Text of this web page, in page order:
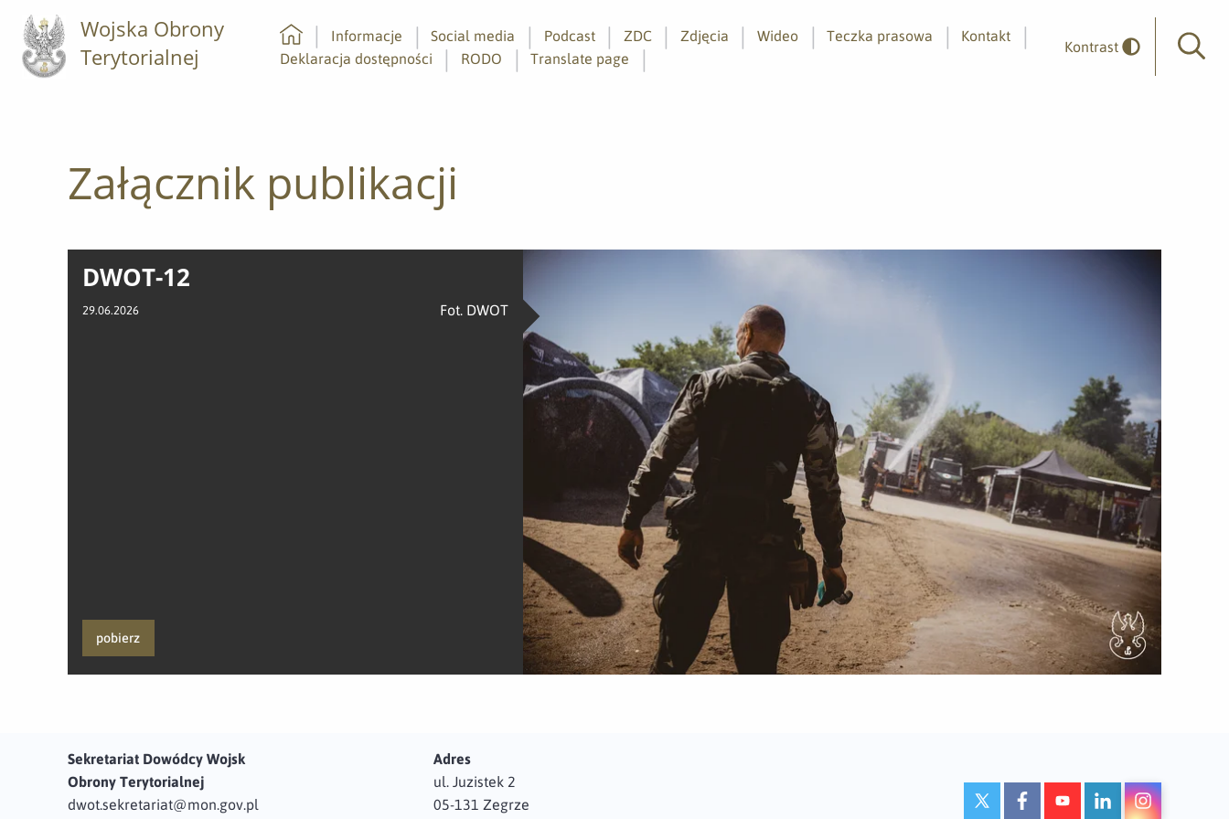
Wojska Obrony
Terytorialnej
Strona główna
Informacje Social media Podcast ZDC Zdjęcia Wideo Teczka prasowa
Kontakt
Deklaracja dostępności
RODO Translate page
Kontrast
Załącznik publikacji
DWOT-12
29.06.2026 Fot. DWOT
pobierz
Sekretariat Dowódcy Wojsk
Obrony Terytorialnej
dwot.sekretariat@mon.gov.pl
Adres
ul. Juzistek 2
05-131 Zegrze